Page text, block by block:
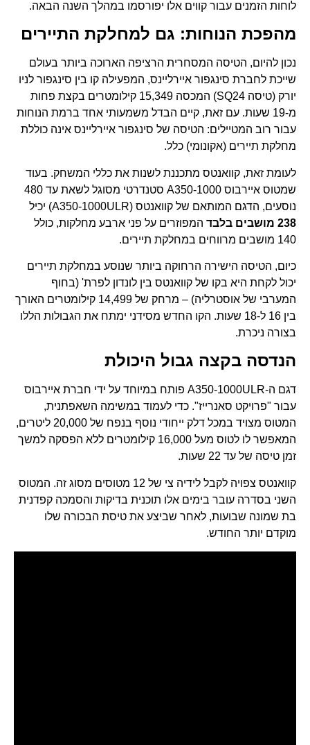
לוחות הזמנים עבור קווים אלו יפורסמו במהלך השנה הבאה.
מהפכת הנוחות: גם למחלקת התיירים
נכון להיום, הטיסה המסחרית הרציפה הארוכה ביותר בעולם
שייכת לחברת סינגפור איירליינס, המפעילה קו בין סינגפור לניו
יורק (טיסה SQ24) המכסה 15,349 קילומטרים בקצת פחות
מ-19 שעות. עם זאת, קיים הבדל משמעותי אחד ברמת הנוחות
עבור רוב המטיילים: הטיסה של סינגפור איירליינס אינה כוללת
מחלקת תיירים (אקונומי) כלל.
לעומת זאת, קוואנטס מתכננת לשנות את כללי המשחק. בעוד
שמטוס איירבוס A350-1000 סטנדרטי מסוגל לשאת עד 480
נוסעים, הדגם המותאם של קוואנטס (A350-1000ULR) יכיל
238 מושבים בלבד
המפוזרים על פני ארבע מחלקות, כולל
140 מושבים מרווחים במחלקת תיירים.
כיום, הטיסה הישירה הרחוקה ביותר שנוסע במחלקת תיירים
יכול לקחת היא בקו של קוואנטס בין לונדון לפרת' (בחוף
המערבי של אוסטרליה) – מרחק של 14,499 קילומטרים האורך
בין 16 ל-18 שעות. הקו החדש מסידני ימתח את הגבולות הללו
בצורה ניכרת.
הנדסה בקצה גבול היכולת
דגם ה-A350-1000ULR פותח במיוחד על ידי חברת איירבוס
עבור "פרויקט סאנרייז". כדי לעמוד במשימה השאפתנית,
המטוס מצויד במכל דלק ייחודי נוסף בנפח של 20,000 ליטרים,
המאפשר לו לטוס מעל 16,000 קילומטרים ללא הפסקה למשך
זמן טיסה של עד 22 שעות.
קוואנטס צפויה לקבל לידיה צי של 12 מטוסים מסוג זה. המטוס
השני בסדרה עובר בימים אלו תוכנית בדיקות והסמכה קפדנית
בת שמונה שבועות, לאחר שביצע את טיסת הבכורה שלו
מוקדם יותר החודש.